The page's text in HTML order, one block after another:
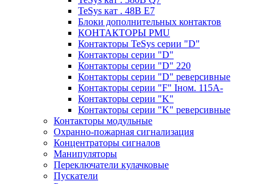
TeSys кат . 48В E7
Блоки дополнительных контактов
КОНТАКТОРЫ PMU
Контакторы TeSys серии "D"
Контакторы серии "D"
Контакторы серии "D" 220
Контакторы серии "D" реверсивные
Контакторы серии "F" Iном. 115А-
Контакторы серии "K"
Контакторы серии "K" реверсивные
Контакторы модульные
Охранно-пожарная сигнализация
Концентраторы сигналов
Манипуляторы
Переключатели кулачковые
Пускатели